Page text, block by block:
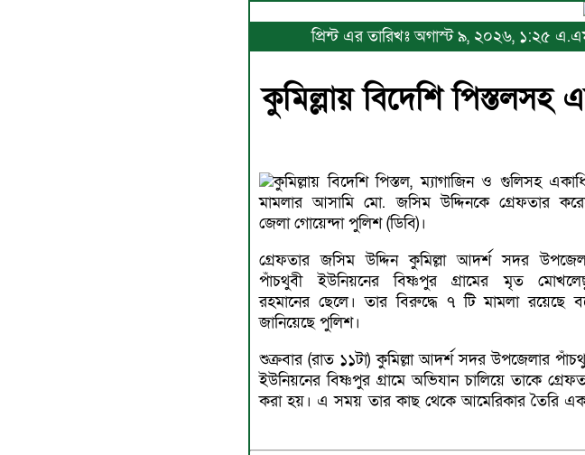
প্রিন্ট এর তারিখঃ অগাস্ট ৯, ২০২৬, ১:২৫
কুমিল্লায় বিদেশি পিস্তলসহ
কুমিল্লায় বিদেশি পিস্তল, ম্যাগাজিন ও গুলিসহ
মামলার আসামি মো. জসিম উদ্দিনকে গ্রেফতার
জেলা গোয়েন্দা পুলিশ (ডিবি)।
গ্রেফতার জসিম উদ্দিন কুমিল্লা আদর্শ সদর
পাঁচথুবী ইউনিয়নের বিষ্ণপুর গ্রামের মৃত
রহমানের ছেলে। তার বিরুদ্ধে ৭ টি মামলা রয়েছে
জানিয়েছে পুলিশ।
শুক্রবার (রাত ১১টা) কুমিল্লা আদর্শ সদর উপজেলার
ইউনিয়নের বিষ্ণপুর গ্রামে অভিযান চালিয়ে তাকে
করা হয়। এ সময় তার কাছ থেকে আমেরিকার তৈরি